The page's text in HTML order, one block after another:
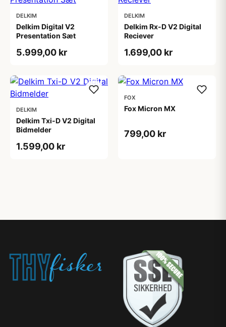
DELKIM
Delkim Digital V2
Presentation Sæt
5.999,00 kr
DELKIM
Delkim Rx-D V2 Digital
Reciever
1.699,00 kr
DELKIM
Delkim Txi-D V2 Digital
Bidmelder
1.599,00 kr
FOX
Fox Micron MX
799,00 kr